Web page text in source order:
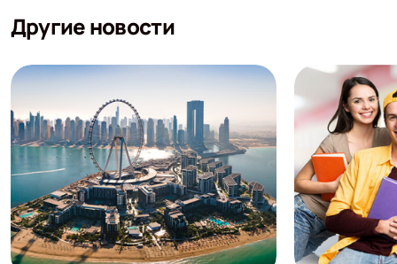
Другие новости